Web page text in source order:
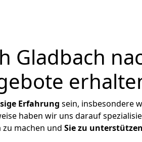
Gladbach
Erfahrung sein, insbesondere
haben wir uns darauf
machen und Sie zu unterstützen